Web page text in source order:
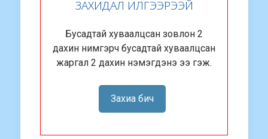
ЗАХИДАЛ ИЛГЭЭРЭЭЙ
Бусадтай хуваалцсан зовлон 2
дахин нимгэрч бусадтай хуваалцсан
жаргал 2 дахин нэмэгдэнэ ээ гэж.
Захиа бич